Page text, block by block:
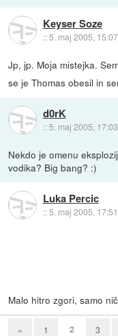
Keyser Soze
::5. maj 2005, 15:07
Jp, jp. Moja mistejka.
se je Thomas obesil in
d0rK
:: 5. maj 2005, 17:03
Nekdo je omenu
vodika? Big bang? :)
Luka Percic
::5. maj 2005, 17:51
Malo hitro zgori, samo
« 1 2 3